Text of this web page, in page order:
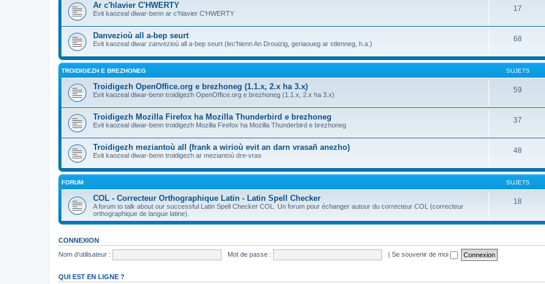
Ar c'hlavier C'HWERTY
Evit kaozeal diwar-benn ar c'hlavier C'HWERTY
17
Danvezioù all a-bep seurt
Evit kaozeal diwar zanvezioù all a-bep seurt (lec'hienn An Drouizig, geriaoueg ar stlenneg, h.a.)
68
TROIDIGEZH E BREZHONEG SUJETS
Troidigezh OpenOffice.org e brezhoneg (1.1.x, 2.x ha 3.x)
Evit kaozeal diwar-benn troidigezh OpenOffice.org e brezhoneg (1.1.x, 2.x ha 3.x)
59
Troidigezh Mozilla Firefox ha Mozilla Thunderbird e brezhoneg
Evit kaozeal diwar-benn troidigezh Mozilla Firefox ha Mozilla Thunderbird e brezhoneg
37
Troidigezh meziantoù all (frank a wirioù evit an darn vrasañ anezho)
Evit kaozeal diwar-benn troidigezh ar meziantoù dre-vras
48
FORUM SUJETS
COL - Correcteur Orthographique Latin - Latin Spell Checker
A forum to talk about our successful Latin Spell Checker COL. Un forum pour échanger autour du correcteur COL (correcteur
orthographique de langue latine).
18
CONNEXION
Nom d’utilisateur :
Mot de passe : | Se souvenir de moi
QUI EST EN LIGNE ?